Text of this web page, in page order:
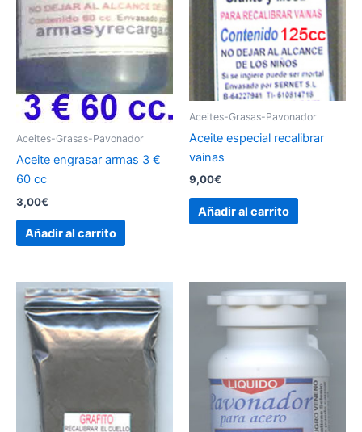
Aceites-Grasas-Pavonador
Aceite engrasar armas 3 €
60 cc
3,00€
Añadir al carrito
Aceites-Grasas-Pavonador
Aceite especial recalibrar
vainas
9,00€
Añadir al carrito